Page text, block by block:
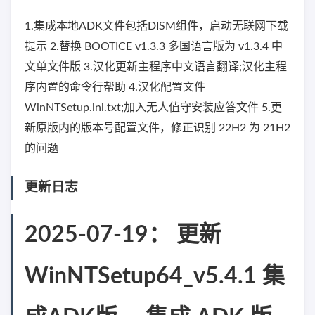
1.集成本地ADK文件包括DISM组件，启动无联网下载
提示 2.替换 BOOTICE v1.3.3 多国语言版为 v1.3.4 中
文单文件版 3.汉化更新主程序中文语言翻译;汉化主程
序内置的命令行帮助 4.汉化配置文件
WinNTSetup.ini.txt;加入无人值守安装应答文件 5.更
新原版内的版本号配置文件，修正识别 22H2 为 21H2
的问题
更新日志
2025-07-19： 更新
WinNTSetup64_v5.4.1 集